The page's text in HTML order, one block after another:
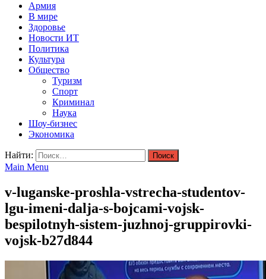
Армия
В мире
Здоровье
Новости ИТ
Политика
Культура
Общество
Туризм
Спорт
Криминал
Наука
Шоу-бизнес
Экономика
Найти:
Main Menu
v-luganske-proshla-vstrecha-studentov-
lgu-imeni-dalja-s-bojcami-vojsk-
bespilotnyh-sistem-juzhnoj-gruppirovki-
vojsk-b27d844